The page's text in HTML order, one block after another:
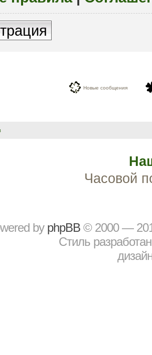
Новые сообщения
Часовой
by рhрBВ © 2000 —
Стиль